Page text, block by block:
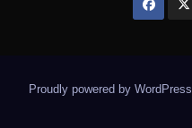
Proudly powered by WordPress